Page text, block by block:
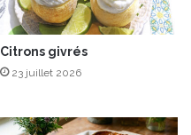
Citrons givrés
23 juillet 2026